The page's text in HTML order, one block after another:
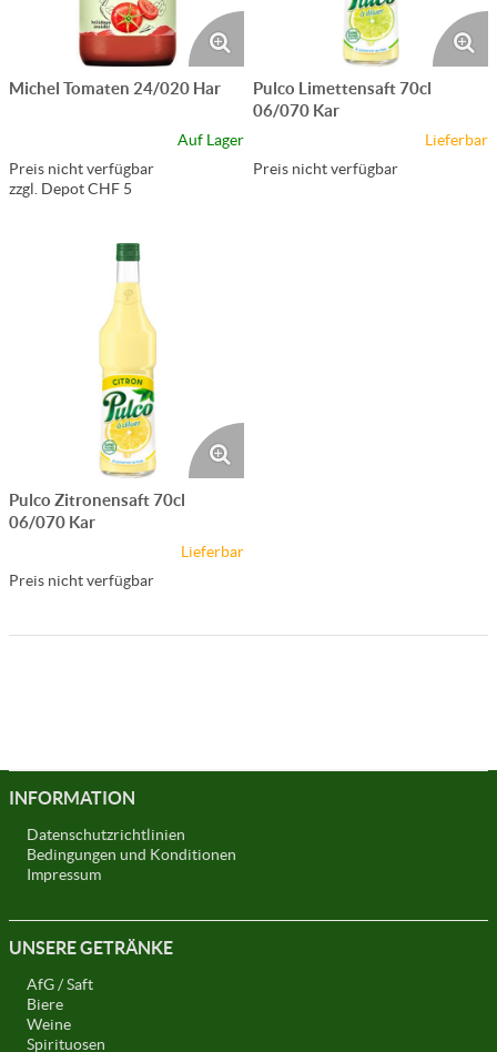
Michel Tomaten 24/020 Har
Auf Lager
Preis nicht verfügbar
zzgl. Depot CHF 5
Pulco Limettensaft 70cl
06/070 Kar
Lieferbar
Preis nicht verfügbar
Pulco Zitronensaft 70cl
06/070 Kar
Lieferbar
Preis nicht verfügbar
INFORMATION
Datenschutzrichtlinien
Bedingungen und Konditionen
Impressum
UNSERE GETRÄNKE
AfG / Saft
Biere
Weine
Spirituosen